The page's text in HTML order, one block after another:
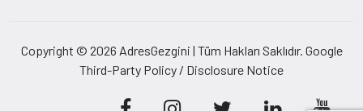
Copyright © 2026 AdresGezgini | Tüm Hakları Saklıdır. Google
Third-Party Policy / Disclosure Notice